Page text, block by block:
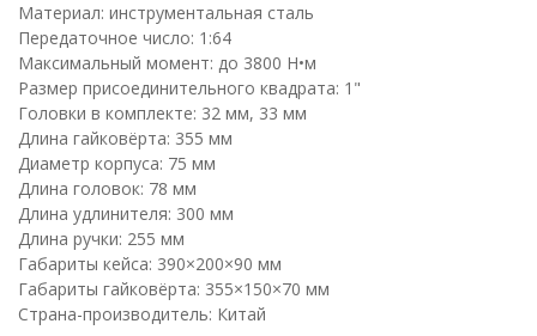
Материал: инструментальная сталь
Передаточное число: 1:64
Максимальный момент: до 3800 Н•м
Размер присоединительного квадрата: 1"
Головки в комплекте: 32 мм, 33 мм
Длина гайковёрта: 355 мм
Диаметр корпуса: 75 мм
Длина головок: 78 мм
Длина удлинителя: 300 мм
Длина ручки: 255 мм
Габариты кейса: 390×200×90 мм
Габариты гайковёрта: 355×150×70 мм
Страна-производитель: Китай